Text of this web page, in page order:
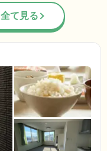
て見る